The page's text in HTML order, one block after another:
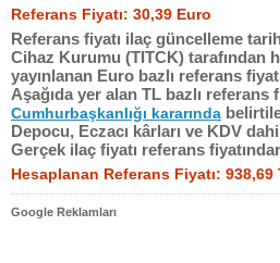
Referans Fiyatı: 30,39 Euro
Referans fiyatı ilaç güncelleme
Cihaz Kurumu (TITCK) tarafından
yayınlanan Euro bazlı referans
Aşağıda yer alan TL bazlı referans
Cumhurbaşkanlığı kararında
Depocu, Eczacı kârları ve KDV
Gerçek ilaç fiyatı referans
Hesaplanan Referans Fiyatı: 938,69
Google Reklamları